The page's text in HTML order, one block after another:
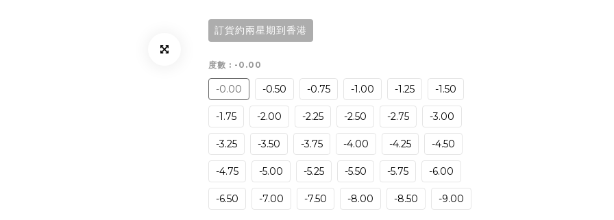
訂貨約兩星期到香港
度數 : -0.00
-0.00 -0.50 -0.75 -1.00 -1.25 -1.50
-1.75 -2.00 -2.25 -2.50 -2.75 -3.00
-3.25 -3.50 -3.75 -4.00 -4.25 -4.50
-4.75 -5.00 -5.25 -5.50 -5.75 -6.00
-6.50 -7.00 -7.50 -8.00 -8.50 -9.00